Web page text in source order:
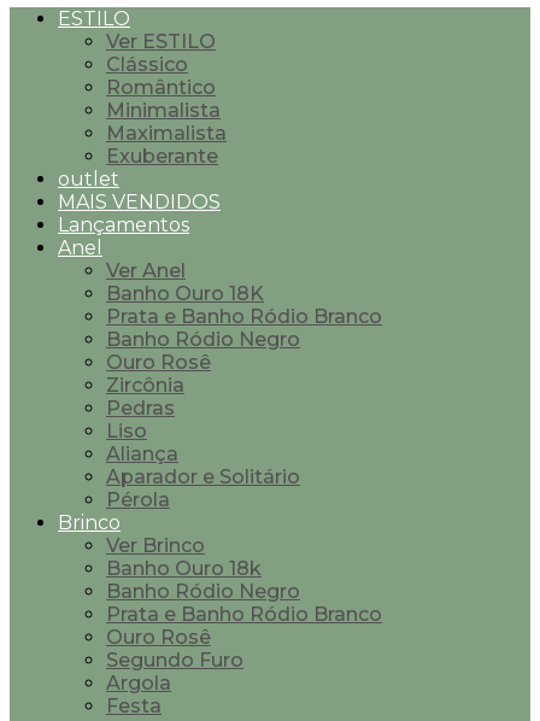
ESTILO
Ver ESTILO
Clássico
Romântico
Minimalista
Maximalista
Exuberante
outlet
MAIS VENDIDOS
Lançamentos
Anel
Ver Anel
Banho Ouro 18K
Prata e Banho Ródio Branco
Banho Ródio Negro
Ouro Rosê
Zircônia
Pedras
Liso
Aliança
Aparador e Solitário
Pérola
Brinco
Ver Brinco
Banho Ouro 18k
Banho Ródio Negro
Prata e Banho Ródio Branco
Ouro Rosê
Segundo Furo
Argola
Festa